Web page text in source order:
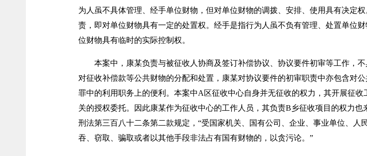
为人虽不具体管理、经手单位财物，但对单位财物的调拨、安排、使用具有决定
责，即对单位财物具有一定的处置权。经手是指行为人虽不负有管理、处置单位
位财物具有临时的实际控制权。
本案中，康某负责与被征收人协商及签订补偿协议、协议要件初审等工作，
对征收补偿款等公共财物的分配和处置，康某对协议要件的初审职责中亦包含对
罪中的利用职务上的便利。本案中A区征收中心自身并无征收的权力，其开展征
关的授权委托。因此康某作为征收中心的工作人员，其负责B乡征收项目的权力
刑法第三百八十二条第二款规定，“受国家机关、国有公司、企业、事业单位、
吞、窃取、骗取或者以其他手段非法占有国有财物的，以贪污论。”